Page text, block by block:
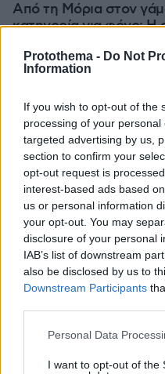
Protothema - Do Not
Information
If you wish to opt-out of the
processing of your
targeted advertising by us,
section to confirm your
opt-out request is
interest-based ads based
us or personal information
your opt-out. You may
disclosure of your personal
IAB’s list of downstream
also be disclosed by us to
Downstream Participants
Please note that this
not limited to your visit or
Personal Data
I want to opt-out of the
Από τη Μόρια στον
κατηγορία για φόνο: Η
26χρονου Αφγανού
στην Κυψέλη
Εντοπίστηκε η «Αράχνη»
Πώς ένα ξεχασμένο
οδήγησε στα ίχνη του
αρχικατασκόπου
08.08.2026, 10:56
Βρέθηκε σορός σε σπηλιά
εκκλησάκι των Αγίων
Λυκαβηττό